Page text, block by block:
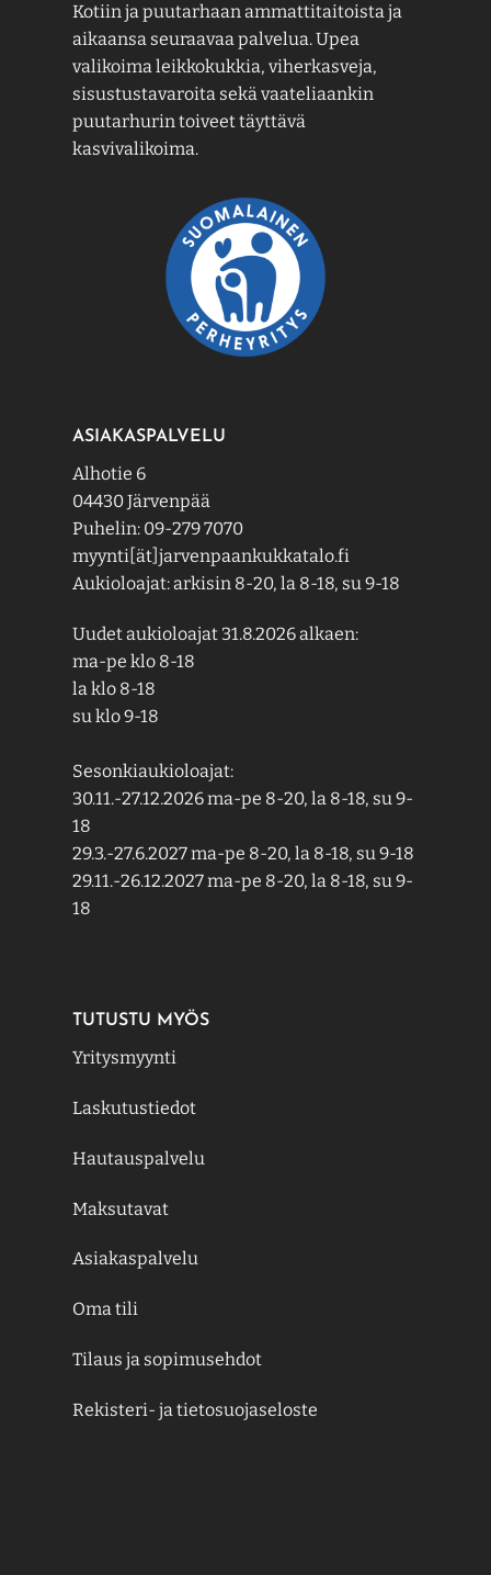
Kotiin ja puutarhaan ammattitaitoista ja
aikaansa seuraavaa palvelua. Upea
valikoima leikkokukkia, viherkasveja,
sisustustavaroita sekä vaateliaankin
puutarhurin toiveet täyttävä
kasvivalikoima.
ASIAKASPALVELU
Alhotie 6
04430 Järvenpää
Puhelin: 09-279 7070
myynti[ät]jarvenpaankukkatalo.fi
Aukioloajat: arkisin 8-20, la 8-18, su 9-18
Uudet aukioloajat 31.8.2026 alkaen:
ma-pe klo 8-18
la klo 8-18
su klo 9-18
Sesonkiaukioloajat:
30.11.-27.12.2026 ma-pe 8-20, la 8-18, su 9-
18
29.3.-27.6.2027 ma-pe 8-20, la 8-18, su 9-18
29.11.-26.12.2027 ma-pe 8-20, la 8-18, su 9-
18
TUTUSTU MYÖS
Yritysmyynti
Laskutustiedot
Hautauspalvelu
Maksutavat
Asiakaspalvelu
Oma tili
Tilaus ja sopimusehdot
Rekisteri- ja tietosuojaseloste